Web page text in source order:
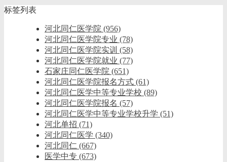
标签列表
河北同仁医学院 (956)
河北同仁医学院专业 (78)
河北同仁医学院实训 (58)
河北同仁医学院就业 (77)
石家庄同仁医学院 (651)
河北同仁医学院报名方式 (61)
河北同仁医学中等专业学校 (89)
河北同仁医学院报名 (57)
河北同仁医学中等专业学校升学 (51)
河北单招 (71)
河北同仁医学 (340)
河北同仁 (667)
医学中专 (673)